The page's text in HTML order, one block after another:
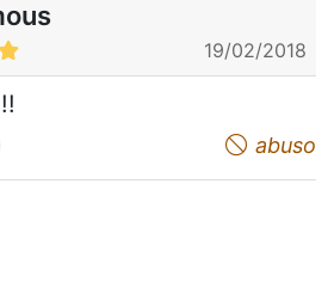
19/02/2018
not appreciate abuso